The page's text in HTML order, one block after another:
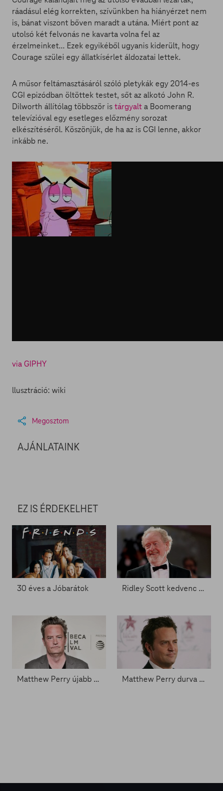
ráadásul elég korrekten, szívünkben ha hiányérzet nem
is, bánat viszont bőven maradt a utána. Miért pont az
utolsó két felvonás ne kavarta volna fel az
érzelmeinket... Ezek egyikéből ugyanis kiderült, hogy
Courage szülei egy állatkísérlet áldozatai lettek.
A műsor feltámasztásáról szóló pletykák egy 2014-es
CGI epizódban öltöttek testet, sőt az alkotó John R.
Dilworth állítólag többször istárgyalt a Boomerang
televízióval egy esetleges előzmény sorozat
elkészítéséről. Köszönjük, de ha az is CGI lenne, akkor
inkább ne.
via GIPHY
llusztráció: wiki
Megosztom
AJÁNLATAINK
EZ IS ÉRDEKELHET
30 éves a Jóbarátok Ridley Scott kedvenc filmjei - Zacc nélkül 1868.
Matthew Perry újabb horrorsztorija - Zacc nélkül 1564. Matthew Perry durva sztorit mondott - Zacc nélkül 1560.